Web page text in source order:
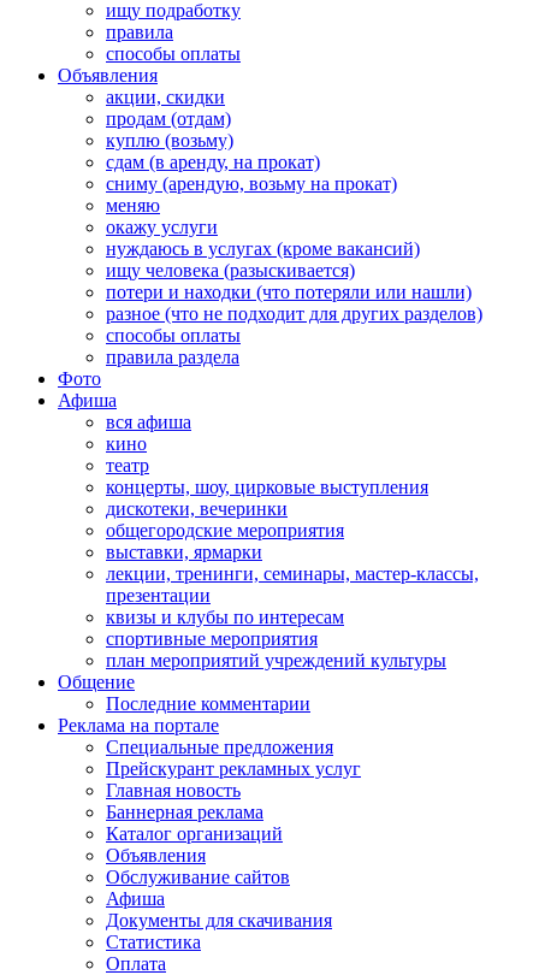
ищу подработку
правила
способы оплаты
Объявления
акции, скидки
продам (отдам)
куплю (возьму)
сдам (в аренду, на прокат)
сниму (арендую, возьму на прокат)
меняю
окажу услуги
нуждаюсь в услугах (кроме вакансий)
ищу человека (разыскивается)
потери и находки (что потеряли или нашли)
разное (что не подходит для других разделов)
способы оплаты
правила раздела
Фото
Афиша
вся афиша
кино
театр
концерты, шоу, цирковые выступления
дискотеки, вечеринки
общегородские мероприятия
выставки, ярмарки
лекции, тренинги, семинары, мастер-классы,
презентации
квизы и клубы по интересам
спортивные мероприятия
план мероприятий учреждений культуры
Общение
Последние комментарии
Реклама на портале
Специальные предложения
Прейскурант рекламных услуг
Главная новость
Баннерная реклама
Каталог организаций
Объявления
Обслуживание сайтов
Афиша
Документы для скачивания
Статистика
Оплата